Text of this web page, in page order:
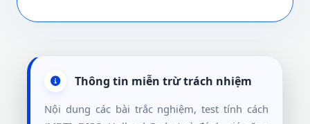
Thông tin miễn trừ trách nhiệm
Nội dung các bài trắc nghiệm, test tính cách